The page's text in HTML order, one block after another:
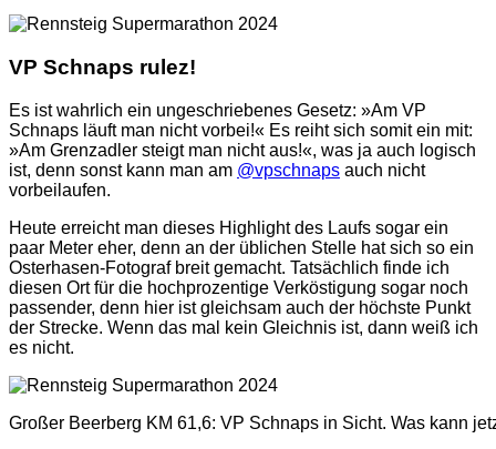
VP Schnaps rulez!
Es ist wahrlich ein ungeschriebenes Gesetz: »Am VP
Schnaps läuft man nicht vorbei!« Es reiht sich somit ein mit:
»Am Grenzadler steigt man nicht aus!«, was ja auch logisch
ist, denn sonst kann man am @vpschnaps auch nicht
vorbeilaufen.
Heute erreicht man dieses Highlight des Laufs sogar ein
paar Meter eher, denn an der üblichen Stelle hat sich so ein
Osterhasen-Fotograf breit gemacht. Tatsächlich finde ich
diesen Ort für die hochprozentige Verköstigung sogar noch
passender, denn hier ist gleichsam auch der höchste Punkt
der Strecke. Wenn das mal kein Gleichnis ist, dann weiß ich
es nicht.
Großer Beerberg KM 61,6: VP Schnaps in Sicht. Was kann